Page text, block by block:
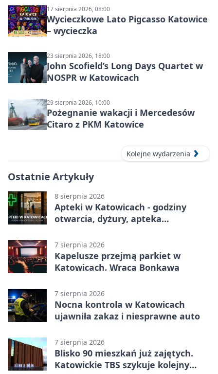
17 sierpnia 2026, 08:00
Wycieczkowe Lato Pigcasso Katowice
– wycieczka
23 sierpnia 2026, 18:00
John Scofield’s Long Days Quartet w
NOSPR w Katowicach
29 sierpnia 2026, 10:00
Pożegnanie wakacji i Mercedesów
Citaro z PKM Katowice
Kolejne wydarzenia
Ostatnie Artykuły
8 sierpnia 2026
Apteki w Katowicach - godziny
otwarcia, dyżury, apteka
7 sierpnia 2026
Kapelusze przejmą parkiet w
Katowicach. Wraca Bonkawa
7 sierpnia 2026
Nocna kontrola w Katowicach
ujawniła zakaz i niesprawne auto
7 sierpnia 2026
Blisko 90 mieszkań już zajętych.
Katowickie TBS szykuje kolejny